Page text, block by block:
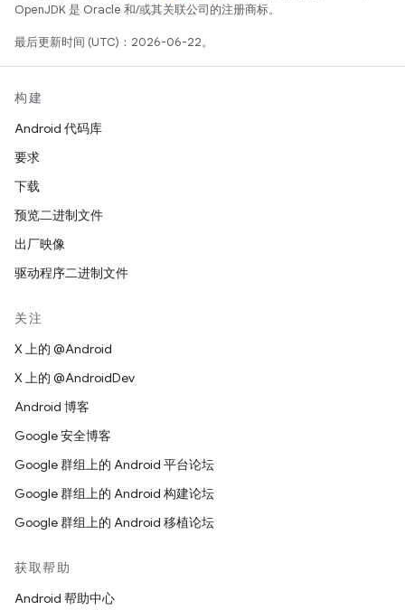
OpenJDK 是 Oracle 和/或其关联公司的注册商标。
最后更新时间 (UTC)：2026-06-22。
构建
Android 代码库
要求
下载
预览二进制文件
出厂映像
驱动程序二进制文件
关注
X 上的 @Android
X 上的 @AndroidDev
Android 博客
Google 安全博客
Google 群组上的 Android 平台论坛
Google 群组上的 Android 构建论坛
Google 群组上的 Android 移植论坛
获取帮助
Android 帮助中心